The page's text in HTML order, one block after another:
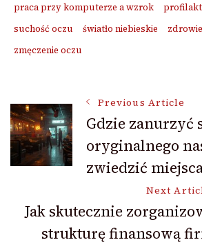
praca przy komputerze a wzrok
suchość oczu
światło niebieskie
zmęczenie oczu
Post
Navigation
Previous Article
Gdzie zanurzyć
oryginalnego
zwiedzić
Next
Jak skutecznie
strukturę finansową